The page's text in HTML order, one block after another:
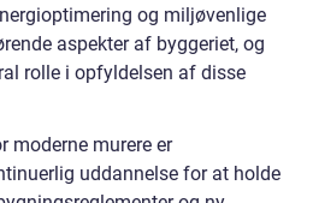
og miljøvenlige
aspekter af byggeriet, og
rolle i opfyldelsen af disse
moderne murere er
uddannelse for at holde